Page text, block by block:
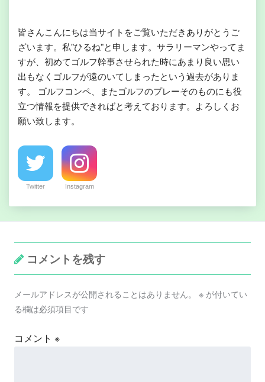
皆さんこんにちは当サイトをご覧いただきありがとうご
ざいます。私”ひるね”と申します。サラリーマンやってま
すが、初めてゴルフ幹事させられた時にあまり良い思い
出もなくゴルフが遠のいてしまったという過去がありま
す。 ゴルフコンペ、またゴルフのプレーそのものにも役
立つ情報を提供できればと考えております。よろしくお
願い致します。
Twitter Instagram
コメントを残す
メールアドレスが公開されることはありません。 ※ が付いてい
る欄は必須項目です
コメント ※